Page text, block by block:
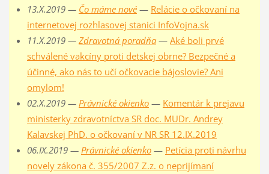
13.X.2019 — Čo máme nové— Relácie o očkovaní na
internetovej rozhlasovej stanici InfoVojna.sk
11.X.2019 — Zdravotná poradňa— Aké boli prvé
schválené vakcíny proti detskej obrne? Bezpečné a
účinné, ako nás to učí očkovacie bájoslovie? Ani
omylom!
02.X.2019 — Právnické okienko— Komentár k prejavu
ministerky zdravotníctva SR doc. MUDr. Andrey
Kalavskej PhD. o očkovaní v NR SR 12.IX.2019
06.IX.2019 — Právnické okienko— Petícia proti návrhu
novely zákona č. 355/2007 Z.z. o neprijímaní